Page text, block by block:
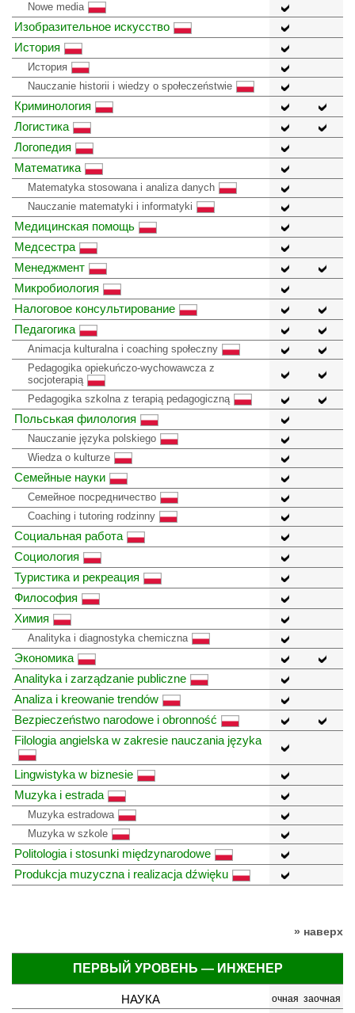
Nowe media
Изобразительное искусство
История
История
Nauczanie historii i wiedzy o społeczeństwie
Криминология
Логистика
Логопедия
Математика
Matematyka stosowana i analiza danych
Nauczanie matematyki i informatyki
Медицинская помощь
Медсестра
Менеджмент
Микробиология
Налоговое консультирование
Педагогика
Animacja kulturalna i coaching społeczny
Pedagogika opiekuńczo-wychowawcza z
socjoterapią
Pedagogika szkolna z terapią pedagogiczną
Польськая филология
Nauczanie języka polskiego
Wiedza o kulturze
Семейные науки
Семейное посредничество
Coaching i tutoring rodzinny
Социальная работа
Социология
Туристика и рекреация
Философия
Химия
Analityka i diagnostyka chemiczna
Экономика
Analityka i zarządzanie publiczne
Analiza i kreowanie trendów
Bezpieczeństwo narodowe i obronność
Filologia angielska w zakresie nauczania języka
Lingwistyka w biznesie
Muzyka i estrada
Muzyka estradowa
Muzyka w szkole
Politologia i stosunki międzynarodowe
Produkcja muzyczna i realizacja dźwięku
» наверх
ПЕРВЫЙ УРОВЕНЬ — ИНЖЕНЕР
НАУКА очная заочная